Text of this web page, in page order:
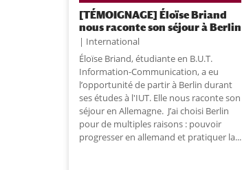
[TÉMOIGNAGE] Éloïse Briand
nous raconte son séjour à Berlin
International
Éloïse Briand, étudiante en B.U.T.
Information-Communication, a eu
l’opportunité de partir à Berlin durant
ses études à l'IUT. Elle nous raconte son
séjour en Allemagne. J’ai choisi Berlin
pour de multiples raisons : pouvoir
progresser en allemand et pratiquer la...